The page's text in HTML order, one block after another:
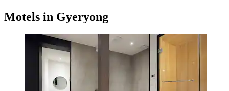
Motels in Gyeryong